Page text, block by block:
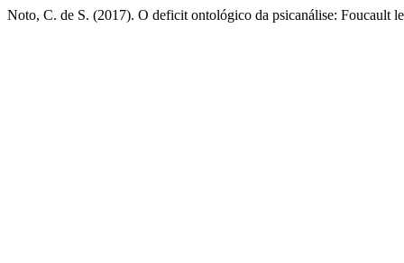
Noto, C. de S. (2017). O deficit ontológico da psicanálise: Foucault